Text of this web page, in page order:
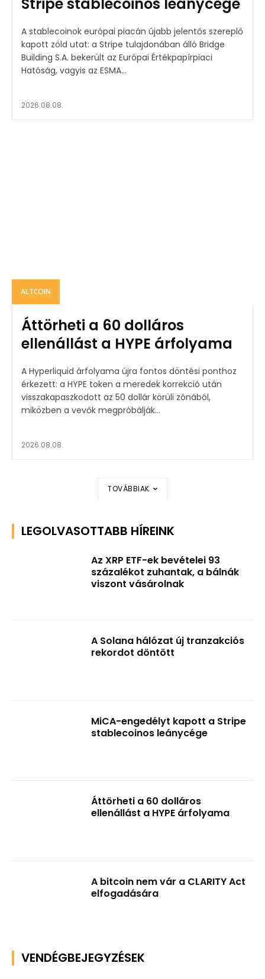
Stripe stablecoinos leánycége
A stablecoinok európai piacán újabb jelentős szereplő
kapott zöld utat: a Stripe tulajdonában álló Bridge
Building S.A. bekerült az Európai Értékpapírpiaci
Hatóság, vagyis az ESMA...
2026.08.08.
ALTCOIN
Áttörheti a 60 dolláros
ellenállást a HYPE árfolyama
A Hyperliquid árfolyama újra fontos döntési ponthoz
érkezett: a HYPE token a meredek korrekció után
visszakapaszkodott az 50 dollár körüli zónából,
miközben a vevők megpróbálják...
2026.08.08.
TOVÁBBIAK
LEGOLVASOTTABB HÍREINK
Az XRP ETF-ek bevételei 93
százalékot zuhantak, a bálnák
viszont vásárolnak
A Solana hálózat új tranzakciós
rekordot döntött
MiCA-engedélyt kapott a Stripe
stablecoinos leánycége
Áttörheti a 60 dolláros
ellenállást a HYPE árfolyama
A bitcoin nem vár a CLARITY Act
elfogadására
VENDÉGBEJEGYZÉSEK